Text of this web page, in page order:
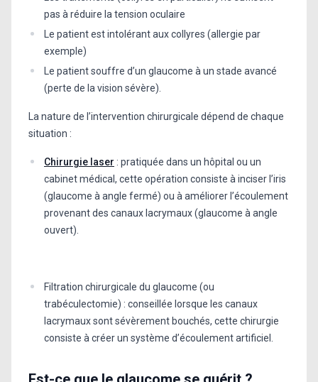
pas à réduire la tension oculaire
Le patient est intolérant aux collyres (allergie par
exemple)
Le patient souffre d’un glaucome à un stade avancé
(perte de la vision sévère).
La nature de l’intervention chirurgicale dépend de chaque
situation :
Chirurgie laser : pratiquée dans un hôpital ou un
cabinet médical, cette opération consiste à inciser l’iris
(glaucome à angle fermé) ou à améliorer l’écoulement
provenant des canaux lacrymaux (glaucome à angle
ouvert).
Filtration chirurgicale du glaucome (ou
trabéculectomie) : conseillée lorsque les canaux
lacrymaux sont sévèrement bouchés, cette chirurgie
consiste à créer un système d’écoulement artificiel.